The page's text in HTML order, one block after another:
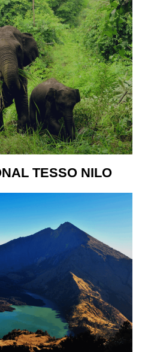
TESSO NILO